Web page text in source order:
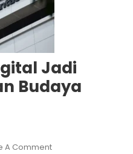
Jadi
Budaya
A CommentOn